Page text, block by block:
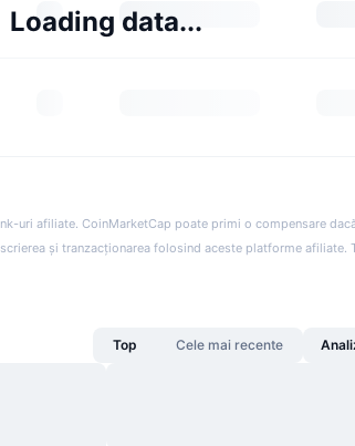
Loading data...
uri afiliate. CoinMarketCap poate primi o compensare
și tranzacționarea folosind aceste platforme afiliate.
Top Cele mai recente